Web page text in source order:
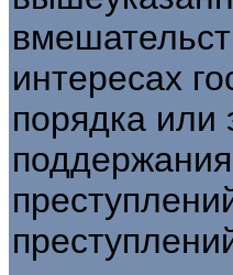
интересах
порядка или